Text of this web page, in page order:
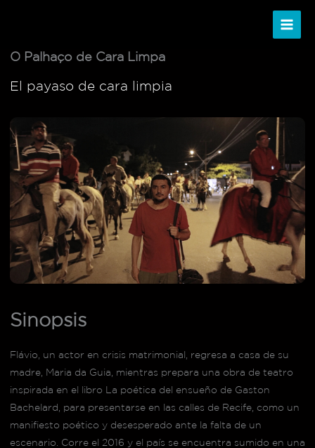
O Palhaço de Cara Limpa
El payaso de cara limpia
Sinopsis
Flávio, un actor en crisis matrimonial, regresa a casa de su
madre, Maria da Guia, mientras prepara una obra de teatro
inspirada en el libro La poética del ensueño de Gaston
Bachelard, para presentarse en las calles de Recife, como un
manifiesto poético y desesperado ante la falta de un
escenario. Corre el 2016 y el país se encuentra sumido en una